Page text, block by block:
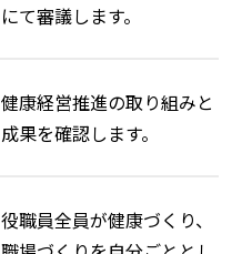
にて審議します。
健康経営推進の取り組みと
成果を確認します。
役職員全員が健康づくり、